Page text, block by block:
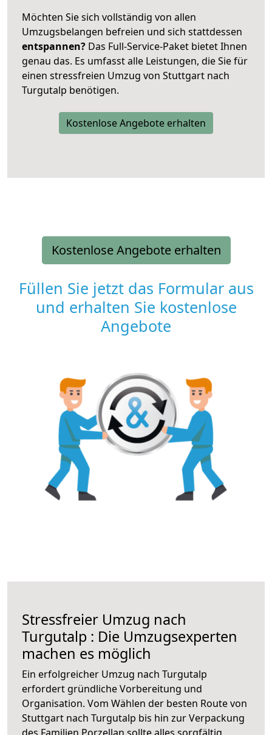
Möchten Sie sich vollständig von allen
Umzugsbelangen befreien und sich stattdessen
entspannen? Das Full-Service-Paket bietet Ihnen
genau das. Es umfasst alle Leistungen, die Sie für
einen stressfreien Umzug von Stuttgart nach
Turgutalp benötigen.
Kostenlose Angebote erhalten
Kostenlose Angebote erhalten
Füllen Sie jetzt das Formular aus
und erhalten Sie kostenlose
Angebote
Stressfreier Umzug nach
Turgutalp : Die Umzugsexperten
machen es möglich
Ein erfolgreicher Umzug nach Turgutalp
erfordert gründliche Vorbereitung und
Organisation. Vom Wählen der besten Route von
Stuttgart nach Turgutalp bis hin zur Verpackung